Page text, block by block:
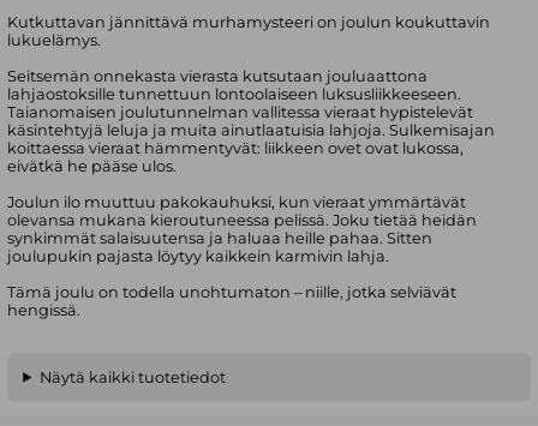
Kutkuttavan jännittävä murhamysteeri on joulun koukuttavin
lukuelämys.
Seitsemän onnekasta vierasta kutsutaan jouluaattona
lahjaostoksille tunnettuun lontoolaiseen luksusliikkeeseen.
Taianomaisen joulutunnelman vallitessa vieraat hypistelevät
käsintehtyjä leluja ja muita ainutlaatuisia lahjoja. Sulkemisajan
koittaessa vieraat hämmentyvät: liikkeen ovet ovat lukossa,
eivätkä he pääse ulos.
Joulun ilo muuttuu pakokauhuksi, kun vieraat ymmärtävät
olevansa mukana kieroutuneessa pelissä. Joku tietää heidän
synkimmät salaisuutensa ja haluaa heille pahaa. Sitten
joulupukin pajasta löytyy kaikkein karmivin lahja.
Tämä joulu on todella unohtumaton – niille, jotka selviävät
hengissä.
Näytä kaikki tuotetiedot